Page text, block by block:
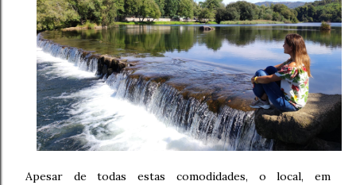
Apesar de todas estas comodidades, o local, em